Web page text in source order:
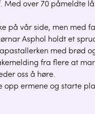
over 70 påmeldte
på vår side, men med
Asphol holdt et
med brød
fra flere at
oss å høre.
opp ermene og starte